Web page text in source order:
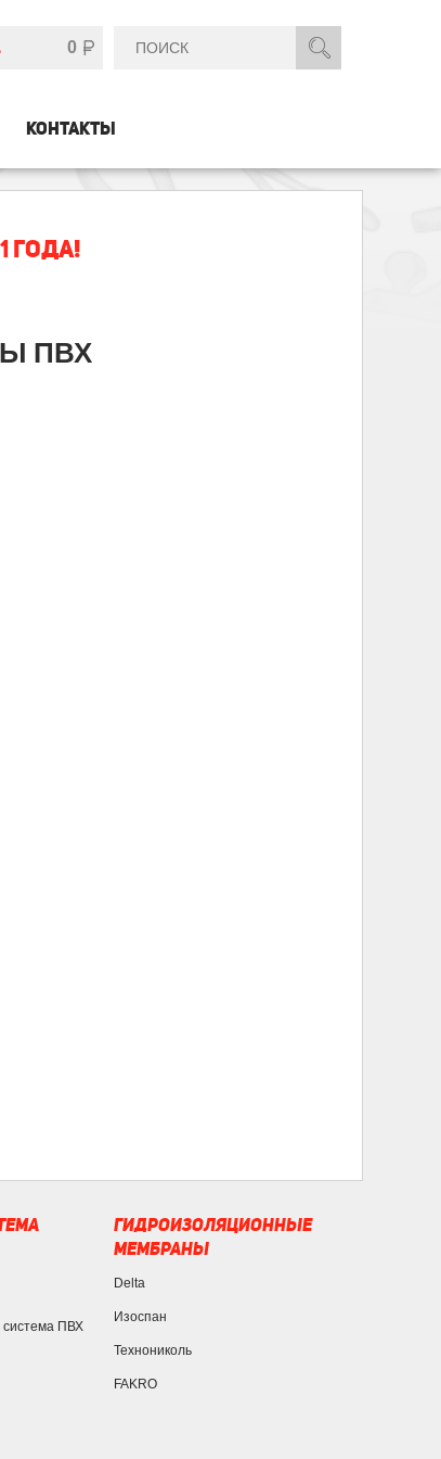
0
КОНТАКТЫ
ГОДА!
ПВХ
система ПВХ
ГИДРОИЗОЛЯЦИОННЫЕ
МЕМБРАНЫ
Delta
Изоспан
Технониколь
FAKRO